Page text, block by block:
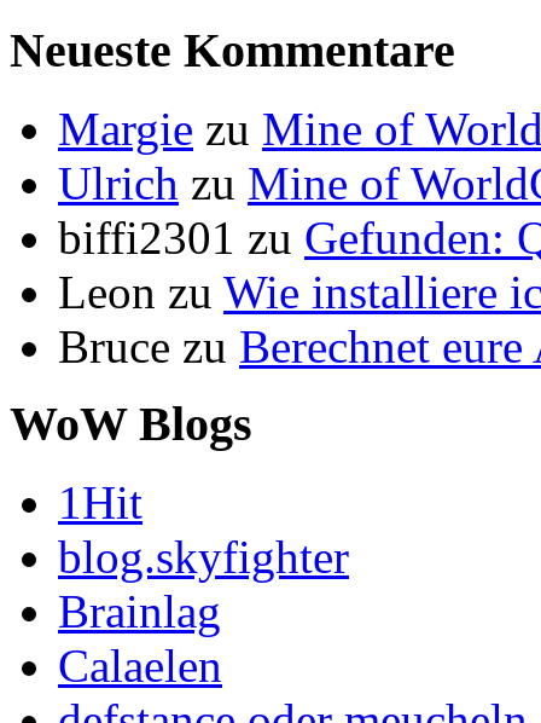
Neueste Kommentare
Margie zu Mine of
Ulrich zu Mine of
biffi2301 zu Gefunden:
Leon zu Wie installiere
Bruce zu Berechnet
WoW Blogs
1Hit
blog.skyfighter
Brainlag
Calaelen